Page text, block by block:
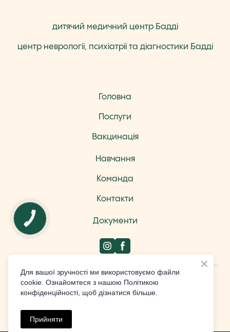
дитячий медичний центр Бадді
центр неврології, психіатрії та діагностики Бадді
Головна
Послуги
Вакцинація
Навчання
Команда
Контакти
Документи
Design by Studio Weblium
Для вашої зручності ми використовуємо файли
cookie. Ознайомтеся з нашою Політикою
конфіденційності, щоб дізнатися більше.
Прийняти
КНОПКА
ЗВ'ЯЗКУ